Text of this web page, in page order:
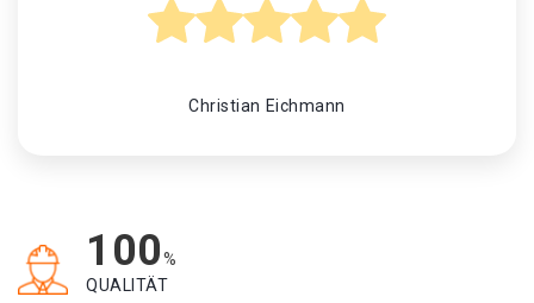
Christian Eichmann
100%
QUALITÄT